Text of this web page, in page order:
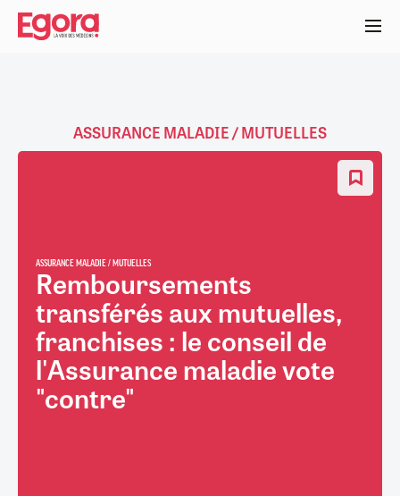
Aller
contenu
ASSURANCE MALADIE / MUTUELLES
ASSURANCE MALADIE / MUTUELLES
Remboursements
transférés aux mutuelles,
franchises : le conseil de
l'Assurance maladie vote
"contre"